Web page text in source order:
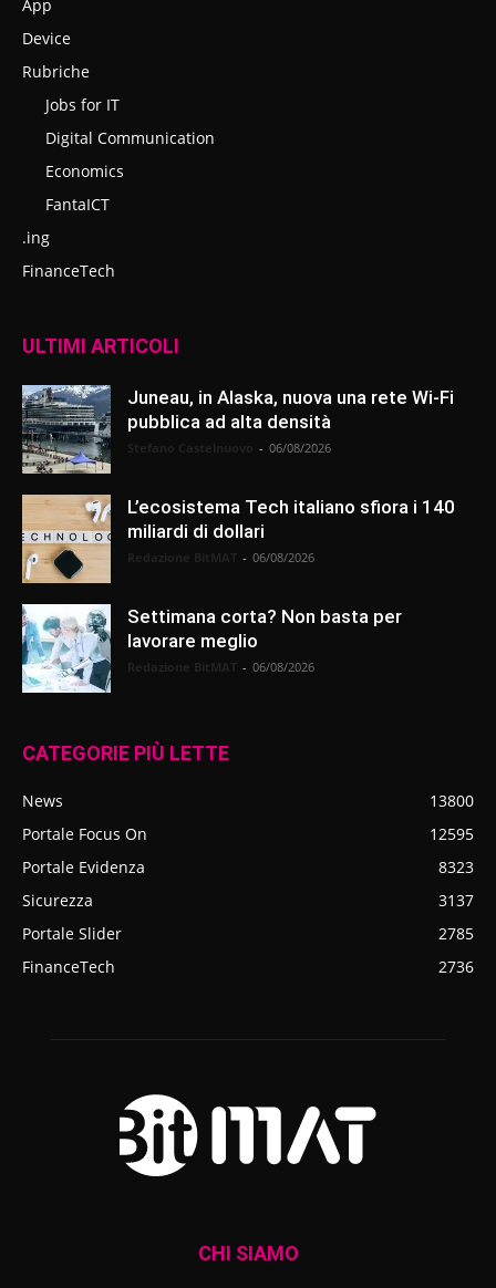
App
Device
Rubriche
Jobs for IT
Digital Communication
Economics
FantaICT
.ing
FinanceTech
ULTIMI ARTICOLI
Juneau, in Alaska, nuova una rete Wi-Fi
pubblica ad alta densità
- 06/08/2026
L’ecosistema Tech italiano sfiora i 140
miliardi di dollari
- 06/08/2026
Settimana corta? Non basta per
lavorare meglio
- 06/08/2026
CATEGORIE PIÙ LETTE
News
13800
Portale Focus On
12595
Portale Evidenza
8323
Sicurezza
3137
Portale Slider
2785
FinanceTech
2736
CHI SIAMO